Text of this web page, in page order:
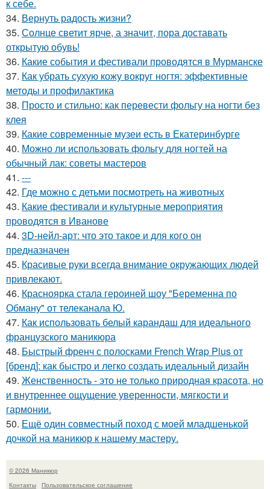
к себе.
34. Вернуть радость жизни?
35. Солнце светит ярче, а значит, пора доставать
открытую обувь!
36. Какие события и фестивали проводятся в Мурманске
37. Как убрать сухую кожу вокруг ногтя: эффективные
методы и профилактика
38. Просто и стильно: как перевести фольгу на ногти без
клея
39. Какие современные музеи есть в Екатеринбурге
40. Можно ли использовать фольгу для ногтей на
обычный лак: советы мастеров
41. ---
42. Где можно с детьми посмотреть на животных
43. Какие фестивали и культурные мероприятия
проводятся в Иванове
44. 3D-нейл-арт: что это такое и для кого он
предназначен
45. Красивые руки всегда внимание окружающих людей
привлекают.
46. Красноярка стала героиней шоу "Беременна по
Обману" от телеканала Ю.
47. Как использовать белый карандаш для идеального
французского маникюра
48. Быстрый френч с полосками French Wrap Plus от
[бренд]: как быстро и легко создать идеальный дизайн
49. Женственность - это не только природная красота, но
и внутреннее ощущение уверенности, мягкости и
гармонии.
50. Ещё один совместный поход с моей младшенькой
дочкой на маникюр к нашему мастеру.
© 2026 Маникюр
Контакты
Пользовательское соглашение